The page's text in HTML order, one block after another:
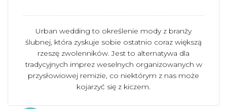
Urban wedding to określenie mody z branży
ślubnej, która zyskuje sobie ostatnio coraz większą
rzeszę zwolenników. Jest to alternatywa dla
tradycyjnych imprez weselnych organizowanych w
przysłowiowej remizie, co niektórym z nas może
kojarzyć się z kiczem.